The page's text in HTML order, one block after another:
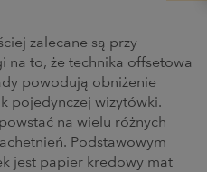
zalecane są przy
na to, że technika offsetowa
powodują obniżenie
pojedynczej wizytówki.
na wielu różnych
Podstawowym
jest papier kredowy mat